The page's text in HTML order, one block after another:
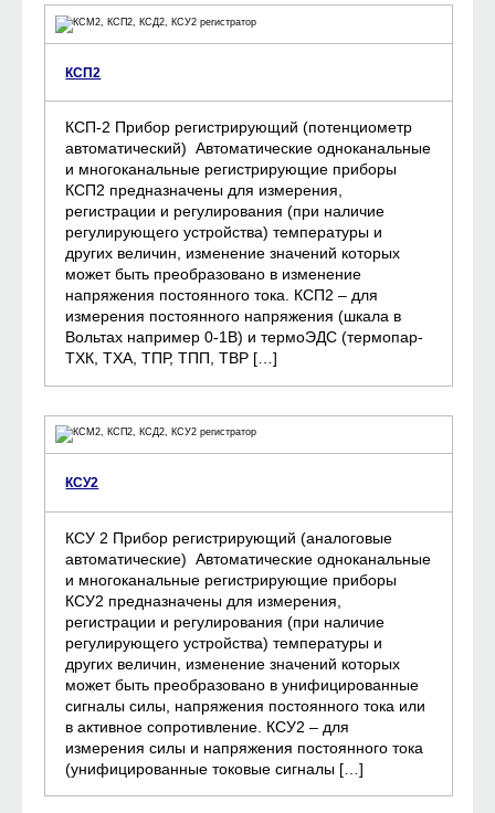
КСП2
КСП-2 Прибор регистрирующий (потенциометр
автоматический) Автоматические одноканальные
и многоканальные регистрирующие приборы
КСП2 предназначены для измерения,
регистрации и регулирования (при наличие
регулирующего устройства) температуры и
других величин, изменение значений которых
может быть преобразовано в изменение
напряжения постоянного тока. КСП2 – для
измерения постоянного напряжения (шкала в
Вольтах например 0-1В) и термоЭДС (термопар-
ТХК, ТХА, ТПР, ТПП, ТВР […]
КСУ2
КСУ 2 Прибор регистрирующий (аналоговые
автоматические) Автоматические одноканальные
и многоканальные регистрирующие приборы
КСУ2 предназначены для измерения,
регистрации и регулирования (при наличие
регулирующего устройства) температуры и
других величин, изменение значений которых
может быть преобразовано в унифицированные
сигналы силы, напряжения постоянного тока или
в активное сопротивление. КСУ2 – для
измерения силы и напряжения постоянного тока
(унифицированные токовые сигналы […]